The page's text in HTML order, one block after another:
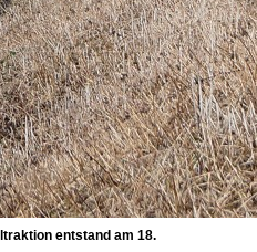
entstand am 18.